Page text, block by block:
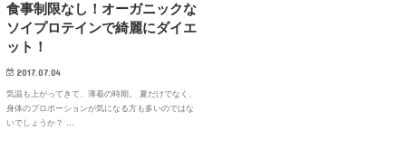
食事制限なし！オーガニックな
ソイプロテインで綺麗にダイエ
ット！
2017.07.04
気温も上がってきて、薄着の時期。 夏だけでなく、
身体のプロポーションが気になる方も多いのではな
いでしょうか？ …